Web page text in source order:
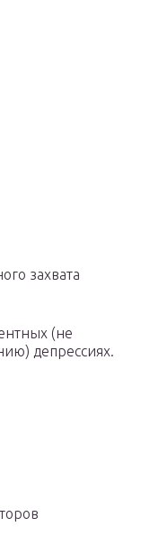
захвата
(не
депрессиях.